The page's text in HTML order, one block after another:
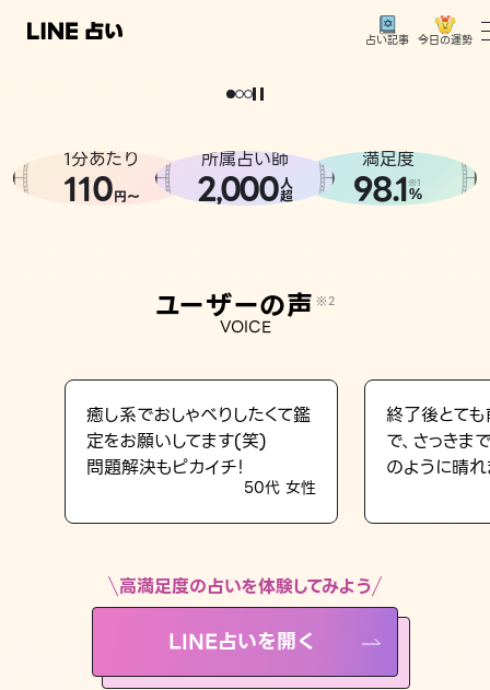
占い記事 今日の運勢
相談事例
占い記事
LINE占いを開く
※LINEアプリ内のサービスページへ遷移します
どうせなら
。
1分あたり
110円〜
所属占い師
2,000人
超
満足度
98.1※1
%
ユーザーの声 ※2
VOICE
癒し系でおしゃべりしたくて鑑
定をお願いしてます(笑)
問題解決もピカイチ！
50代 女性
終了後とて
で、さっき
のように晴れ
高満足度の占いを体験してみよう
LINE占いを開く